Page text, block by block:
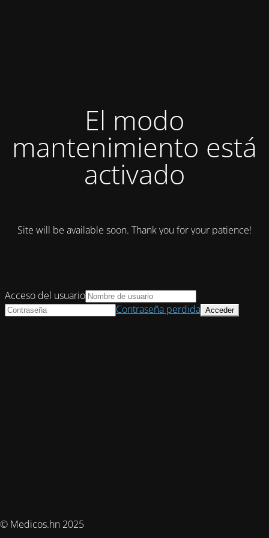
El modo
mantenimiento está
activado
Site will be available soon. Thank you for your patience!
© Medicos.hn 2025
Acceso del usuario
Contraseña perdida